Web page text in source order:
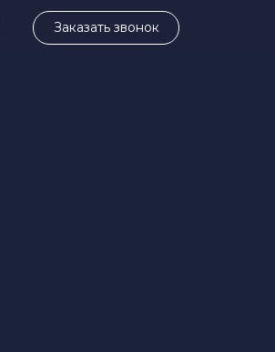
Заказать звонок